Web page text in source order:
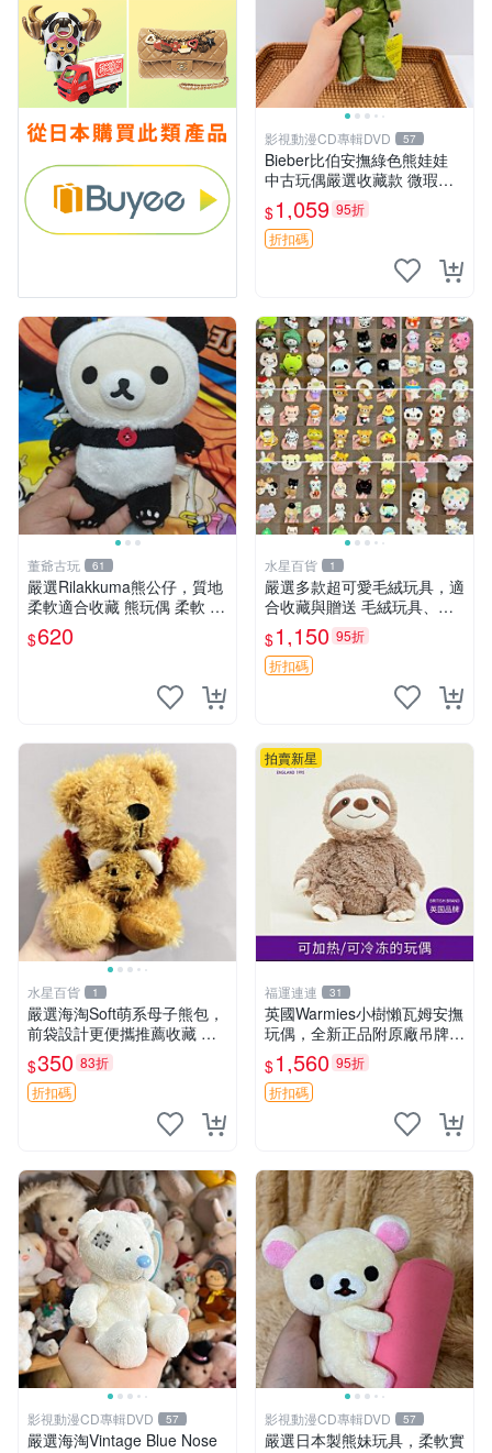
影視動漫CD專輯DVD 57
Bieber比伯安撫綠色熊娃娃
中古玩偶嚴選收藏款 微瑕輕
度使用 Bieber綠熊娃娃 中古
玩偶 微瑕
$1,059 95折
折扣碼
董爺古玩 61
嚴選Rilakkuma熊公仔，質地
柔軟適合收藏 熊玩偶 柔軟 公
仔 收藏
$620
水星百貨 1
嚴選多款超可愛毛絨玩具，適
合收藏與贈送 毛絨玩具、抱
枕、公仔
$1,150 95折
折扣碼
水星百貨 1
嚴選海淘Soft萌系母子熊包，
前袋設計更便攜推薦收藏 母
子熊 軟綿綿 包包
$350 83折
折扣碼
拍賣新星
福運連連 31
英國Warmies小樹懶瓦姆安撫
玩偶，全新正品附原廠吊牌與
防塵袋，內藏薰衣草可加熱，
適合各個年齡層，冷暖兩用享
受抱抱樂趣，不容錯過嚴選好
$1,560 95折
折扣碼
影視動漫CD專輯DVD 57
嚴選海淘Vintage Blue Nose
影視動漫CD專輯DVD 57
嚴選日本製熊妹玩具，柔軟實